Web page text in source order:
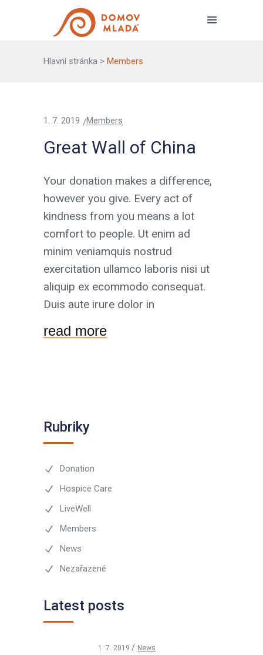
Hlavní stránka > Members
1. 7. 2019 Members
Great Wall of China
Your donation makes a difference,
however you give. Every act of
kindness from you means a lot
comfort to people. Ut enim ad
minim veniamquis nostrud
exercitation ullamco laboris nisi ut
aliquip ex ecommodo consequat.
Duis aute irure dolor in
read more
Rubriky
Donation
Hospice Care
LiveWell
Members
News
Nezařazené
Latest posts
1. 7. 2019 News